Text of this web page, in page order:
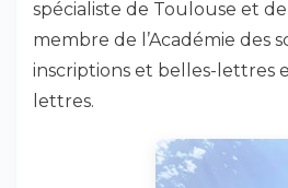
spécialiste de Toulouse et
membre de l’Académie des
inscriptions et belles-lettres
lettres.